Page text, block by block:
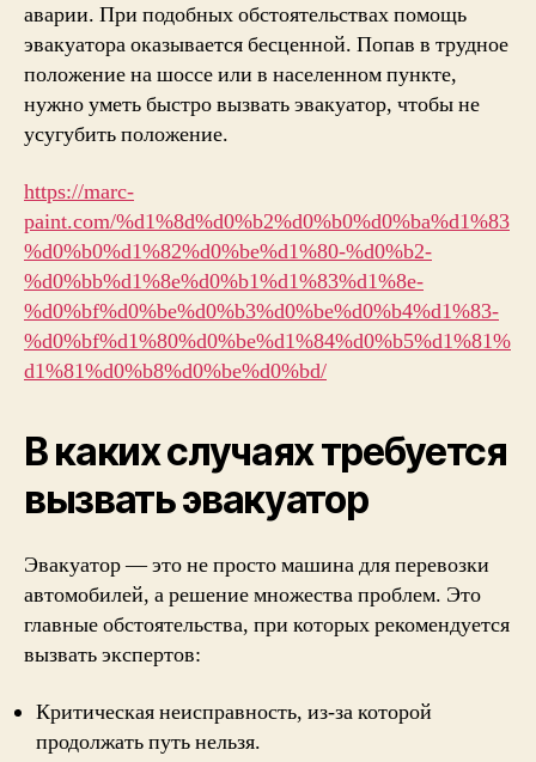
аварии. При подобных обстоятельствах помощь
эвакуатора оказывается бесценной. Попав в трудное
положение на шоссе или в населенном пункте,
нужно уметь быстро вызвать эвакуатор, чтобы не
усугубить положение.
https://marc-
paint.com/%d1%8d%d0%b2%d0%b0%d0%ba%d1%83
%d0%b0%d1%82%d0%be%d1%80-%d0%b2-
%d0%bb%d1%8e%d0%b1%d1%83%d1%8e-
%d0%bf%d0%be%d0%b3%d0%be%d0%b4%d1%83-
%d0%bf%d1%80%d0%be%d1%84%d0%b5%d1%81%
d1%81%d0%b8%d0%be%d0%bd/
В каких случаях требуется
вызвать эвакуатор
Эвакуатор — это не просто машина для перевозки
автомобилей, а решение множества проблем. Это
главные обстоятельства, при которых рекомендуется
вызвать экспертов:
Критическая неисправность, из-за которой
продолжать путь нельзя.